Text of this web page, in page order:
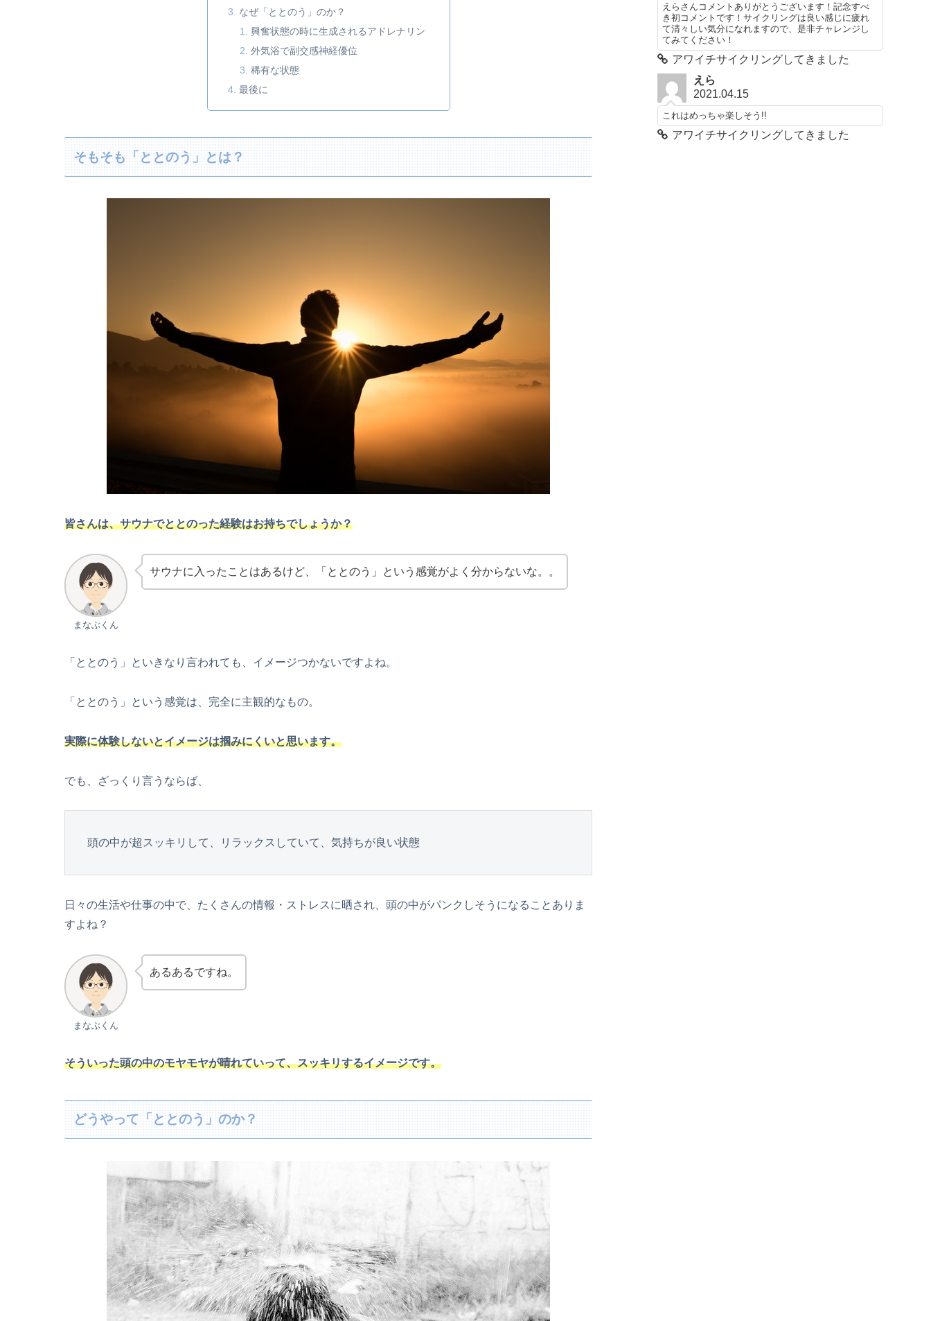
なぜ「ととのう」のか？
興奮状態の時に生成されるアドレナリン
外気浴で副交感神経優位
稀有な状態
最後に
そもそも「ととのう」とは？
皆さんは、サウナでととのった経験はお持ちでしょうか？
まなぶくん
サウナに入ったことはあるけど、「ととのう」という感覚がよく分からないな。。
「ととのう」といきなり言われても、イメージつかないですよね。
「ととのう」という感覚は、完全に主観的なもの。
実際に体験しないとイメージは掴みにくいと思います。
でも、ざっくり言うならば、
頭の中が超スッキリして、リラックスしていて、気持ちが良い状態
日々の生活や仕事の中で、たくさんの情報・ストレスに晒され、頭の中がパンクしそうになることありま
すよね？
まなぶくん
あるあるですね。
そういった頭の中のモヤモヤが晴れていって、スッキリするイメージです。
どうやって「ととのう」のか？
えらさんコメントありがとうございます！記念すべ
き初コメントです！サイクリングは良い感じに疲れ
て清々しい気分になれますので、是非チャレンジし
てみてください！
アワイチサイクリングしてきました
えら
2021.04.15
これはめっちゃ楽しそう!!
アワイチサイクリングしてきました